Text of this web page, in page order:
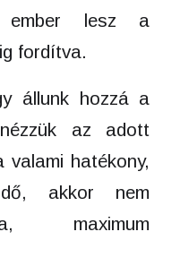
ember lesz a
fordítva.
állunk hozzá a
az adott
hatékony,
akkor nem
maximum